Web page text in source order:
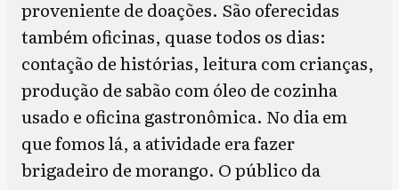
proveniente de doações. São oferecidas
também oficinas, quase todos os dias:
contação de histórias, leitura com crianças,
produção de sabão com óleo de cozinha
usado e oficina gastronômica. No dia em
que fomos lá, a atividade era fazer
brigadeiro de morango. O público da